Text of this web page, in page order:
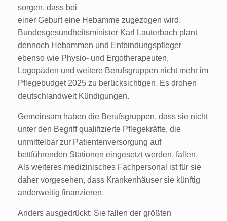
sorgen, dass bei
einer Geburt eine Hebamme zugezogen wird.
Bundesgesundheitsminister Karl Lauterbach plant
dennoch Hebammen und Entbindungspfleger
ebenso wie Physio- und Ergotherapeuten,
Logopäden und weitere Berufsgruppen nicht mehr im
Pflegebudget 2025 zu berücksichtigen. Es drohen
deutschlandweit Kündigungen.
Gemeinsam haben die Berufsgruppen, dass sie nicht
unter den Begriff qualifizierte Pflegekräfte, die
unmittelbar zur Patientenversorgung auf
bettführenden Stationen eingesetzt werden, fallen.
Als weiteres medizinisches Fachpersonal ist für sie
daher vorgesehen, dass Krankenhäuser sie künftig
anderweitig finanzieren.
Anders ausgedrückt: Sie fallen der größten